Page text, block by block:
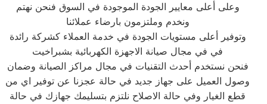
وعلى أعلى معايير الجودة الموجودة في السوق فنحن نهتم
ونخدم وملتزمون بارضاء عملائنا
وتوفير أعلى مستويات الجودة في خدمة العملاء كشركة رائدة
في في مجال صيانة الاجهزة الكهربائية بشبراخيت
فنحن نستخدم أحدث التقنيات في مجال مراكز الصيانة وضمان
وصول العميل على جهاز جديد في حالة عجزنا عن توفير اي من
قطع الغيار وفي حالة الاصلاح نلتزم بتسليمك جهازك في حالة